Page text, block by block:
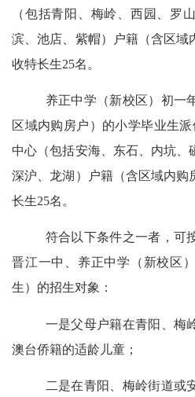
（包括青阳、梅岭、西园、罗
滨、池店、紫帽）户籍（含区域
收特长生25名。
养正中学（新校区）初一
区域内购房户）的小学毕业生
中心（包括安海、东石、内坑、
深沪、龙湖）户籍（含区域内购
长生25名。
符合以下条件之一者，可
晋江一中、养正中学（新校区
生）的招生对象：
一是父母户籍在青阳、梅
澳台侨籍的适龄儿童；
二是在青阳、梅岭街道或